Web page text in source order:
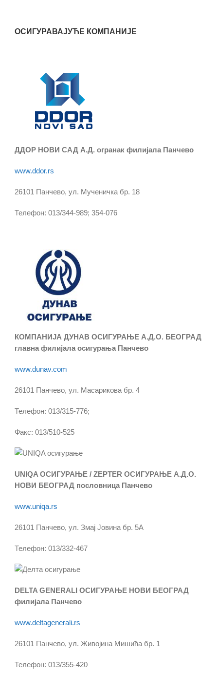
ОСИГУРАВАЈУЋЕ КОМПАНИЈЕ
ДДОР НОВИ САД А.Д. огранак филијала Панчево
www.ddor.rs
26101 Панчево, ул. Мученичка бр. 18
Телефон: 013/344-989; 354-076
КОМПАНИЈА ДУНАВ ОСИГУРАЊЕ А.Д.О. БЕОГРАД
главна филијала осигурања Панчево
www.dunav.com
26101 Панчево, ул. Масарикова бр. 4
Телефон: 013/315-776;
Факс: 013/510-525
UNIQA ОСИГУРАЊЕ / ZEPTER ОСИГУРАЊЕ А.Д.О.
НОВИ БЕОГРАД пословница Панчево
www.uniqa.rs
26101 Панчево, ул. Змај Јовина бр. 5А
Телефон: 013/332-467
DELTA GENERALI ОСИГУРАЊЕ НОВИ БЕОГРАД
филијала Панчево
www.deltagenerali.rs
26101 Панчево, ул. Живојина Мишића бр. 1
Телефон: 013/355-420